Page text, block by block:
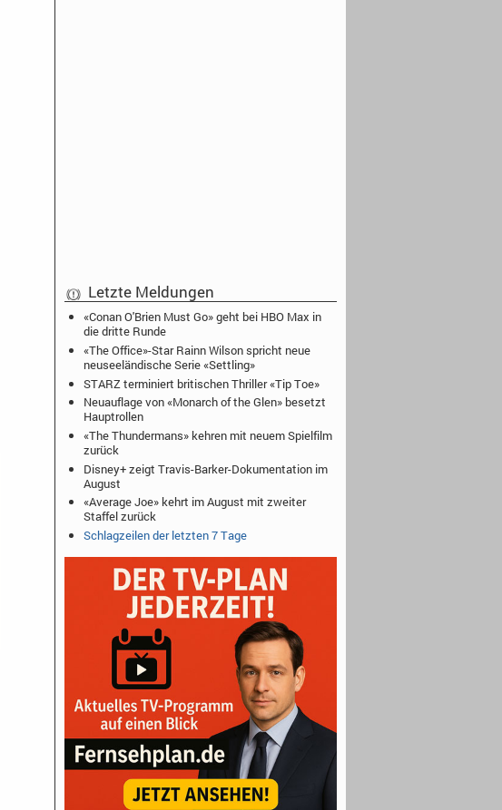
Letzte Meldungen
«Conan O'Brien Must Go» geht bei HBO Max in
die dritte Runde
«The Office»-Star Rainn Wilson spricht neue
neuseeländische Serie «Settling»
STARZ terminiert britischen Thriller «Tip Toe»
Neuauflage von «Monarch of the Glen» besetzt
Hauptrollen
«The Thundermans» kehren mit neuem Spielfilm
zurück
Disney+ zeigt Travis-Barker-Dokumentation im
August
«Average Joe» kehrt im August mit zweiter
Staffel zurück
Schlagzeilen der letzten 7 Tage